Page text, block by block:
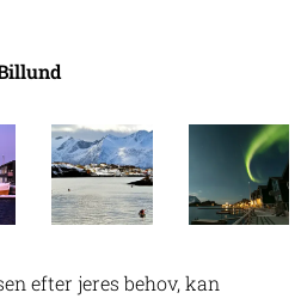
efter jeres behov, kan